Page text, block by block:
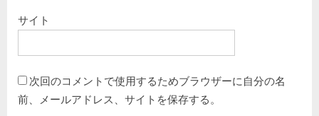
サイト
次回のコメントで使用するためブラウザーに自分の名
前、メールアドレス、サイトを保存する。